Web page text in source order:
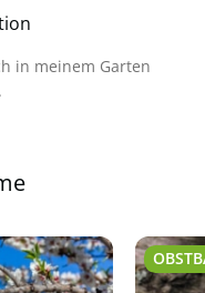
in meinem Garten